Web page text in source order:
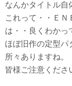
なんかタイトル自
これって・・ＥＮ
は・・良くわかっ
ほぼ旧作の定型パ
所々ありますね。
皆様ご注意くださ